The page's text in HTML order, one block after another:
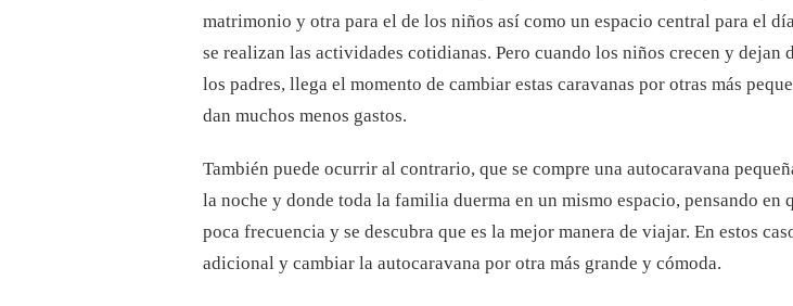
matrimonio y otra para el de los niños así como un espacio central para el
se realizan las actividades cotidianas. Pero cuando los niños crecen y dejan
los padres, llega el momento de cambiar estas caravanas por otras más
dan muchos menos gastos.
También puede ocurrir al contrario, que se compre una autocaravana
la noche y donde toda la familia duerma en un mismo espacio, pensando en
poca frecuencia y se descubra que es la mejor manera de viajar. En estos
adicional y cambiar la autocaravana por otra más grande y cómoda.